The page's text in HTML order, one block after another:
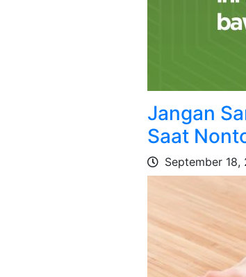
Jangan
Saat
September 18,